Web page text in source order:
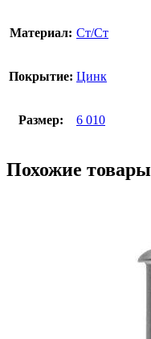
Материал: Ст/Ст
Покрытие: Цинк
Размер: 6 010
Похожие товары